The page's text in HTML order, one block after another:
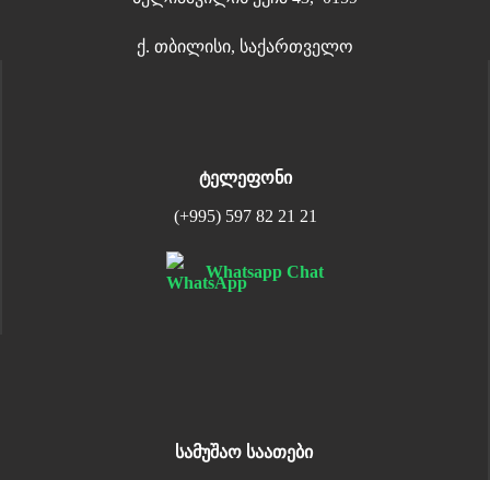
ქ. თბილისი, საქართველო
ტელეფონი
(+995) 597 82 21 21
Whatsapp Chat
სამუშაო საათები